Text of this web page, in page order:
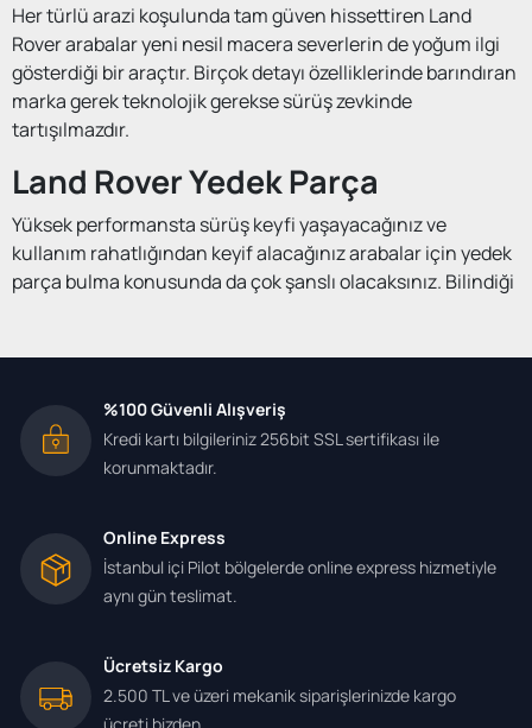
Her türlü arazi koşulunda tam güven hissettiren Land
Rover arabalar yeni nesil macera severlerin de yoğum ilgi
gösterdiği bir araçtır. Birçok detayı özelliklerinde barındıran
marka gerek teknolojik gerekse sürüş zevkinde
tartışılmazdır.
Land Rover Yedek Parça
Yüksek performansta sürüş keyfi yaşayacağınız ve
kullanım rahatlığından keyif alacağınız arabalar için yedek
parça bulma konusunda da çok şanslı olacaksınız. Bilindiği
geniş ve konforlu bir yapısı vardır. Lüks ve kalitenin bir
de kullanımı çok uygundur. İster arazi arabası isterseniz de
doğayı ve şehirleri gezme olsun size sağlayacağı
performansı ve gücü çok iyidir. Herhangi bir problem
online yedek parça satışından yararlanmanız mümkündür.
Bu özel arabanın tüm yedek parçalarını eksiksiz bir şekilde
bulabilir, eski performansına döndürebilirsiniz.
Land Rover Yedek Parça Çeşitleri
Bilindiği gibi arazi araçlarının başında gelen Land Rover
yedek parçaları konusunda da fazla çeşitliliğe sahiptir.
%100 Güvenli Alışveriş
Kredi kartı bilgileriniz 256bit SSL sertifikası ile
korunmaktadır.
Online Express
İstanbul içi Pilot bölgelerde online express hizmetiyle
aynı gün teslimat.
Ücretsiz Kargo
2.500 TL ve üzeri mekanik siparişlerinizde kargo
ücreti bizden.